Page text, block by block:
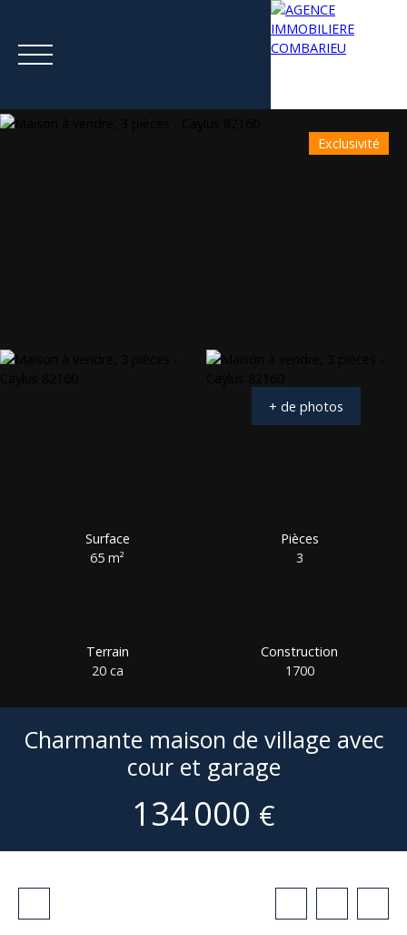
Exclusivité
+ de photos
Surface
65m²
Pièces
3
Terrain
20 ca
Construction
1700
Charmante maison de village avec
cour et garage
134 000 €